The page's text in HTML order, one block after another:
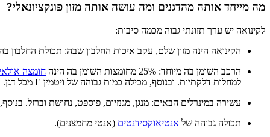
מה מייחד אותה מהדגנים ומה עושה אותה מזון פונקציונאלי?
לקינואה יש ערך תזונתי גבוה מכמה סיבות:
הקינואה הינה מזון שלם, עקב איכות החלבון שבה: תכולת החלבון בה גבוהה (16%),
הרכב השומן בה מיוחד: 25% מחומצות השומן בה הינה
חומצה
למחלות דלקתיות. ובנוסף, מכילה כמות גבוהה של ויטמין E מכל דגן.
עשירה במינרלים הבאים: מנגן, מגנזיום, פוספט, נחושת וברזל. בנוסף,
תכולה גבוהה של אנטיאוקסידנטים (אנטי מחמצנים).